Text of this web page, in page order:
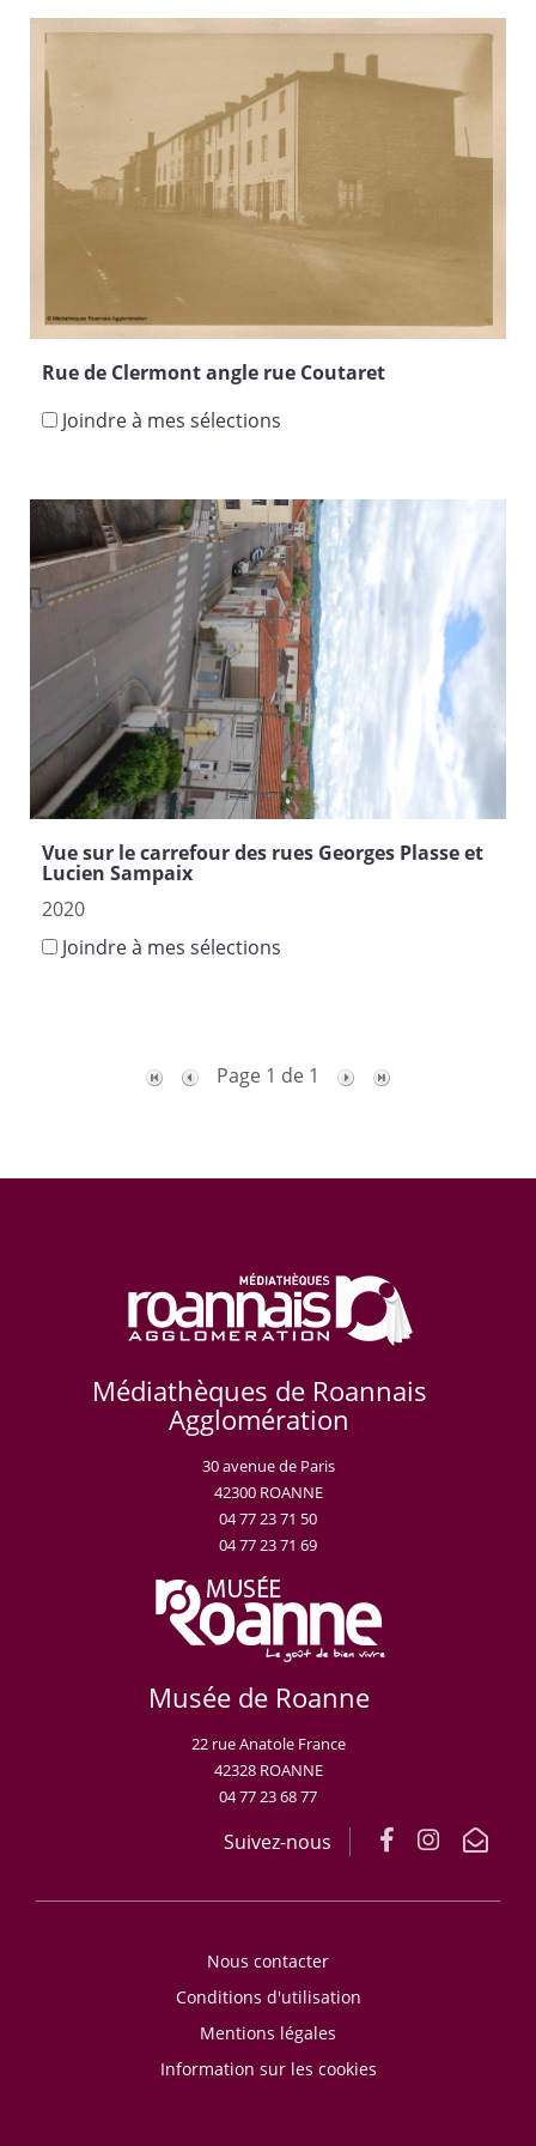
Rue de Clermont angle rue Coutaret
Joindre à mes sélections
Vue sur le carrefour des rues Georges Plasse et
Lucien Sampaix
2020
Joindre à mes sélections
Page 1 de 1
Médiathèques de Roannais
Agglomération
30 avenue de Paris
42300 ROANNE
04 77 23 71 50
04 77 23 71 69
Musée de Roanne
22 rue Anatole France
42328 ROANNE
04 77 23 68 77
Suivez-nous
Nous contacter
Conditions d'utilisation
Mentions légales
Information sur les cookies